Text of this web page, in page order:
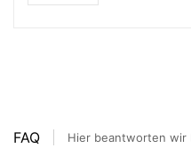
Schieber
FAQ Hier beantworten wir